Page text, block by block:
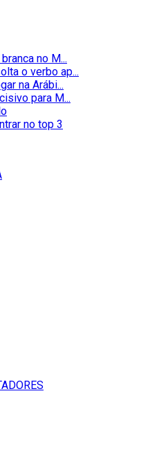
no M...
o verbo ap...
na Arábi...
para M...
no top 3